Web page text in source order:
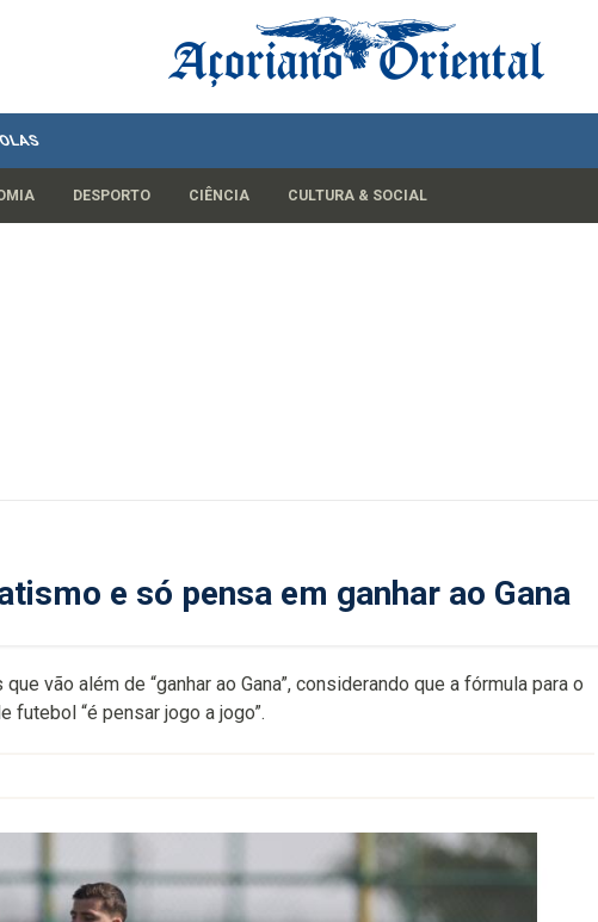
DESPORTO CIÊNCIA CULTURA & SOCIAL
e só pensa em ganhar ao Gana
vão além de “ganhar ao Gana”, considerando que a fórmula para o
“é pensar jogo a jogo”.